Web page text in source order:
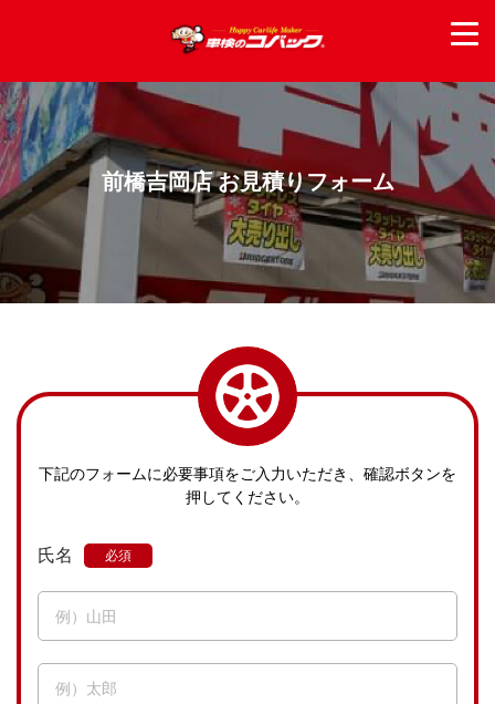
前橋吉岡店 お見積りフォーム
下記のフォームに必要事項をご入力いただき、確認ボタンを
押してください。
氏名